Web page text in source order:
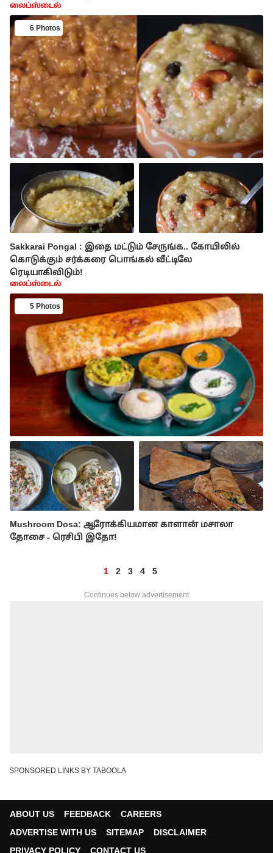
லைப்ஸ்டைல்
6 Photos
Sakkarai Pongal : இதை மட்டும் சேருங்க.. கோயிலில்
கொடுக்கும் சர்க்கரை பொங்கல் வீட்டிலே
ரெடியாகிவிடும்!
லைப்ஸ்டைல்
5 Photos
Mushroom Dosa: ஆரோக்கியமான காளான் மசாலா
தோசை - ரெசிபி இதோ!
1 2 3 4 5
Continues below advertisement
SPONSORED LINKS BY TABOOLA
ABOUT US FEEDBACK
CAREERS
ADVERTISE WITH US
SITEMAP
DISCLAIMER
PRIVACY POLICY
CONTACT US